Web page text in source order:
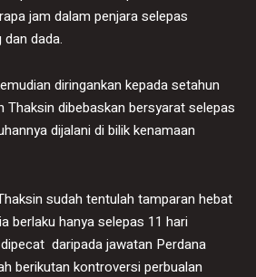
jam dalam penjara selepas
dada.
diringankan kepada setahun
Thaksin dibebaskan bersyarat selepas
dijalani di bilik kenamaan
sudah tentulah tamparan hebat
berlaku hanya selepas 11 hari
daripada jawatan Perdana
berikutan kontroversi perbualan